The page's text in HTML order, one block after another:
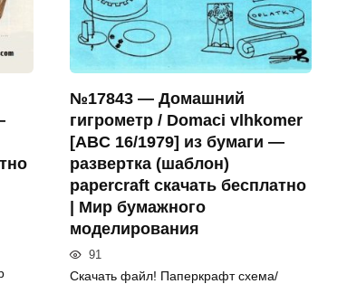
№17843 — Домашний
гигрометр / Domaci vlhkomer
[ABC 16/1979] из бумаги —
развертка (шаблон)
papercraft скачать бесплатно
| Мир бумажного
моделирования
91
Скачать файл! Паперкрафт схема/